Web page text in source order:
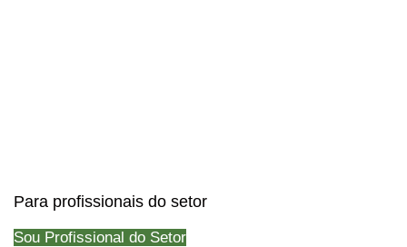
Para profissionais do setor
Sou Profissional do Setor